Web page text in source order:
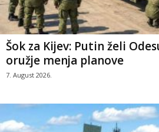
Šok za Kijev: Putin želi
oružje menja planove
7. August 2026.